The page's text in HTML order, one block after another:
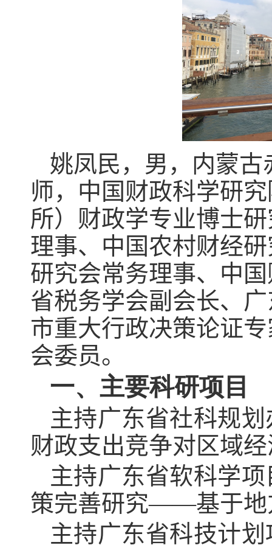
姚凤民 ，男， 内蒙古
师， 中国财政科学研
所）财政学专业博士
理事、中国农村财经
研究会常务理事、中
省税务学会副会长、
市重大行政决策论证
会委员。
一、主要科研项目
主持广东省社科规
财政支出竞争对区域
主持广东省软科学
策完善研究——基于地
主持广东省科技计